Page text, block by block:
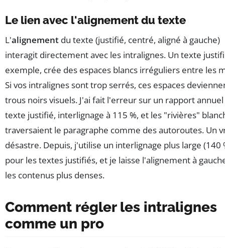
Le lien avec l'alignement du texte
L'alignement du texte (justifié, centré, aligné à gauche)
interagit directement avec les intralignes. Un texte
exemple, crée des espaces blancs irréguliers entre les
Si vos intralignes sont trop serrés, ces espaces
trous noirs visuels. J'ai fait l'erreur sur un rapport annuel
texte justifié, interlignage à 115 %, et les "rivières"
traversaient le paragraphe comme des autoroutes. Un
désastre. Depuis, j'utilise un interlignage plus large (140
pour les textes justifiés, et je laisse l'alignement à
les contenus plus denses.
Comment régler les intralignes
comme un pro